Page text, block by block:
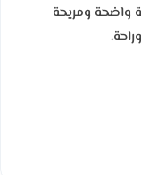
واضحة ومريحة